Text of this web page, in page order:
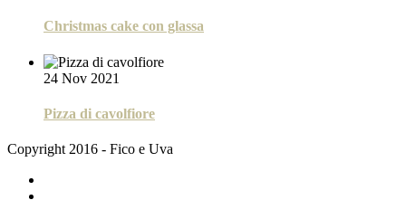
Christmas cake con glassa
24 Nov 2021
Pizza di cavolfiore
Copyright 2016 - Fico e Uva